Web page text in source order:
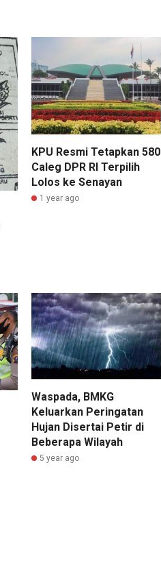
KPU Resmi Tetapkan 580
Caleg DPR RI Terpilih
Lolos ke Senayan
1 year ago
Waspada, BMKG
Keluarkan Peringatan
Hujan Disertai Petir di
Beberapa Wilayah
5 year ago